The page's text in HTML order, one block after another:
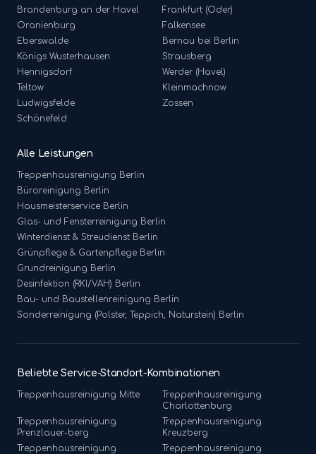
Brandenburg an der Havel
Frankfurt (Oder)
Oranienburg
Falkensee
Eberswalde
Bernau bei Berlin
Königs Wusterhausen
Strausberg
Hennigsdorf
Werder (Havel)
Teltow
Kleinmachnow
Ludwigsfelde
Zossen
Schönefeld
Alle Leistungen
Treppenhausreinigung Berlin
Büroreinigung Berlin
Hausmeisterservice Berlin
Glas- und Fensterreinigung Berlin
Winterdienst & Streudienst Berlin
Grünpflege & Gartenpflege Berlin
Grundreinigung Berlin
Desinfektion (RKI/VAH) Berlin
Bau- und Baustellenreinigung Berlin
Sonderreinigung (Polster, Teppich, Naturstein) Berlin
Beliebte Service-Standort-Kombinationen
Treppenhausreinigung Mitte
Treppenhausreinigung
Charlottenburg
Treppenhausreinigung
Prenzlauer-berg
Treppenhausreinigung
Kreuzberg
Treppenhausreinigung
Treppenhausreinigung